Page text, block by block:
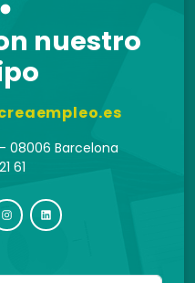
nuestro
- 08006 Barcelona
61